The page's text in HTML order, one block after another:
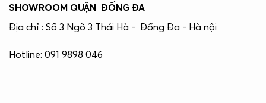
SHOWROOM QUẬN ĐỐNG ĐA
Địa chỉ : Số 3 Ngõ 3 Thái Hà - Đống Đa - Hà nội
Hotline: 091 9898 046